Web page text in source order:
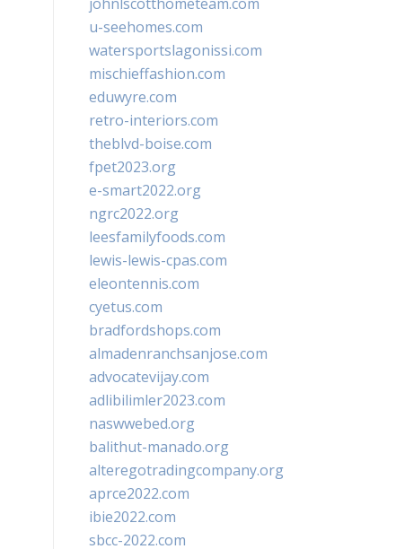
u-seehomes.com
watersportslagonissi.com
mischieffashion.com
eduwyre.com
retro-interiors.com
theblvd-boise.com
fpet2023.org
e-smart2022.org
ngrc2022.org
leesfamilyfoods.com
lewis-lewis-cpas.com
eleontennis.com
cyetus.com
bradfordshops.com
almadenranchsanjose.com
advocatevijay.com
adlibilimler2023.com
naswwebed.org
balithut-manado.org
alteregotradingcompany.org
aprce2022.com
ibie2022.com
sbcc-2022.com